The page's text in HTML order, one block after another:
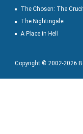
The Chosen: The
The Nightingale
A Place in Hell
Copyright © 2002-2026